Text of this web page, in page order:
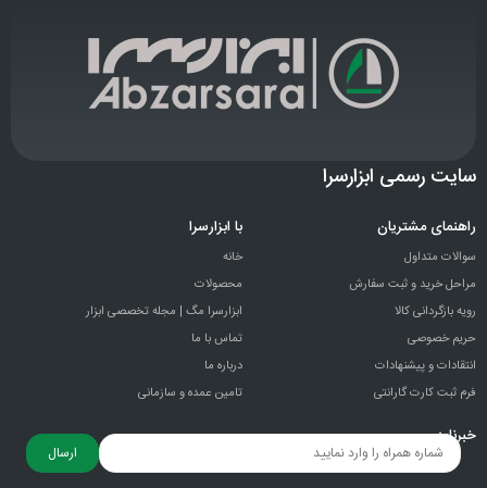
سایت رسمی ابزارسرا
راهنمای مشتریان
سوالات متداول
مراحل خرید و ثبت سفارش
رویه بازگردانی کالا
حریم خصوصی
انتقادات و پيشنهادات
فرم ثبت کارت گارانتی
با ابزارسرا
خانه
محصولات
ابزارسرا مگ | مجله تخصصی ابزار
تماس با ما
درباره ما
تامین عمده و سازمانی
خبرنامه
ارسال